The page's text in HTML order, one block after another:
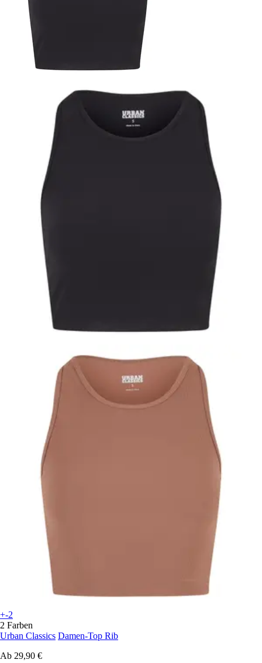
+-2
2 Farben
Urban Classics Damen-Top Rib
Ab 29,90 €